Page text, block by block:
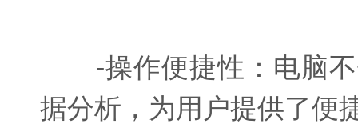
-操作便捷性：电脑不
据分析，为用户提供了便